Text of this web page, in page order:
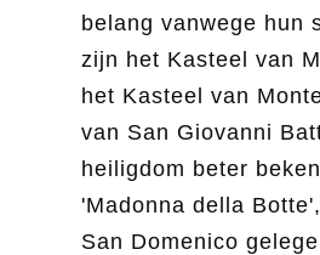
belang vanwege hun
zijn het Kasteel van
het Kasteel van
van San Giovanni
heiligdom beter
'Madonna della
San Domenico